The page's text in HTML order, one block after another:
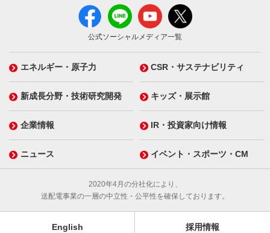
公式ソーシャルメディア一覧
エネルギー・原子力 CSR・サステナビリティ
新成長分野・技術研究開発 キッズ・展示館
企業情報 IR・投資家向け情報
ニュース イベント・スポーツ・CM
2020年4月の分社化により、
送配電事業の一層の中立性・公平性を確保しております。
English 採用情報